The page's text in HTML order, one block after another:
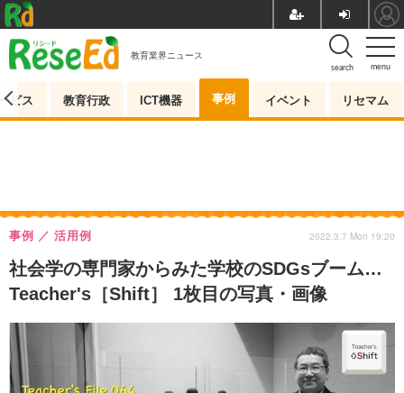
menu
search
教育業界ニュース
ビス 教育行政 ICT機器 事例 イベント リセマム
社会学の専門家からみた学校のSDGsブーム…
Teacher's［Shift］ 1枚目の写真・画像
事例 活用例 2022.3.7 Mon 19:20